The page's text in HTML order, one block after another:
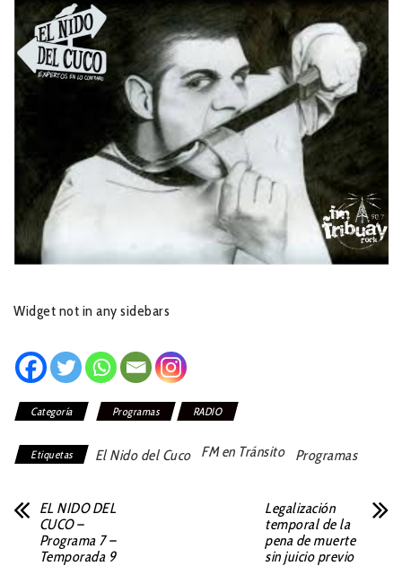
Widget not in any sidebars
Categoría Programas RADIO
Etiquetas El Nido del Cuco FM en Tránsito Programas
EL NIDO DEL
CUCO –
Programa 7 –
Temporada 9
Legalización
temporal de la
pena de muerte
sin juicio previo